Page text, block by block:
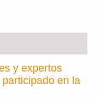
y expertos
en la